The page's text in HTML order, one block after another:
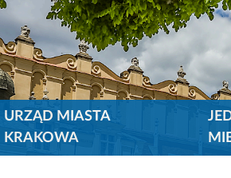
URZĄD MIASTA
KRAKOWA